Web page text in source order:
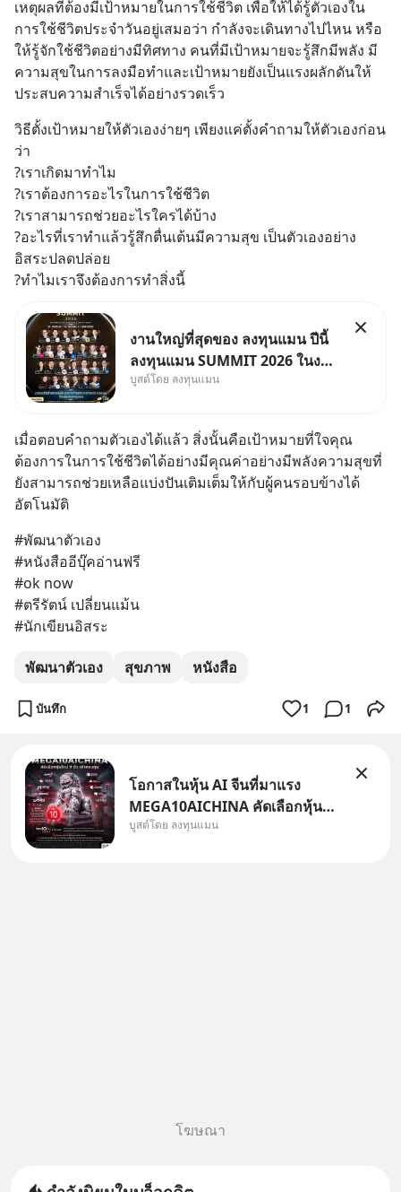
เหตุผลที่ต้องมีเป้าหมายในการใช้ชีวิต เพื่อให้ได้รู้ตัวเองใน
การใช้ชีวิตประจำวันอยู่เสมอว่า กำลังจะเดินทางไปไหน หรือ
ให้รู้จักใช้ชีวิตอย่างมีทิศทาง คนที่มีเป้าหมายจะรู้สึกมีพลัง มี
ความสุขในการลงมือทำและเป้าหมายยังเป็นแรงผลักดันให้
ประสบความสำเร็จได้อย่างรวดเร็ว
วิธีตั้งเป้าหมายให้ตัวเองง่ายๆ เพียงแค่ตั้งคำถามให้ตัวเองก่อน
ว่า
?เราเกิดมาทำไม
?เราต้องการอะไรในการใช้ชีวิต
?เราสามารถช่วยอะไรใครได้บ้าง
?อะไรที่เราทำแล้วรู้สึกตื่นเต้นมีความสุข เป็นตัวเองอย่าง
อิสระปลดปล่อย
?ทำไมเราจึงต้องการทำสิ่งนี้
งานใหญ่ที่สุดของ ลงทุนแมน ปีนี้
ลงทุนแมน SUMMIT 2026 ในงาน
นี้จะมีเจ้าของธุรกิจ Dr.PONG,
Salad, LA GLACE, Fastwork,
MizuMi, KARMART, อิชิตัน มา
แชร์ความรู้การสร้างธุรกิจ
บูสต์โดย ลงทุนแมน
เมื่อตอบคำถามตัวเองได้แล้ว สิ่งนั้นคือเป้าหมายที่ใจคุณ
ต้องการในการใช้ชีวิตได้อย่างมีคุณค่าอย่างมีพลังความสุขที่
ยังสามารถช่วยเหลือแบ่งปันเติมเต็มให้กับผู้คนรอบข้างได้
อัตโนมัติ
#พัฒนาตัวเอง
#หนังสืออีบุ๊คอ่านฟรี
#ok now
#ตรีรัตน์ เปลี่ยนแม้น
#นักเขียนอิสระ
พัฒนาตัวเอง สุขภาพ หนังสือ
บันทึก 1 1
โอกาสในหุ้น AI จีนที่มาแรง
MEGA10AICHINA คัดเลือกหุ้น
ใหม่ 9 ตัว เข้ากองทุน.. ครอบคลุม
บูสต์โดย ลงทุนแมน
โฆษณา